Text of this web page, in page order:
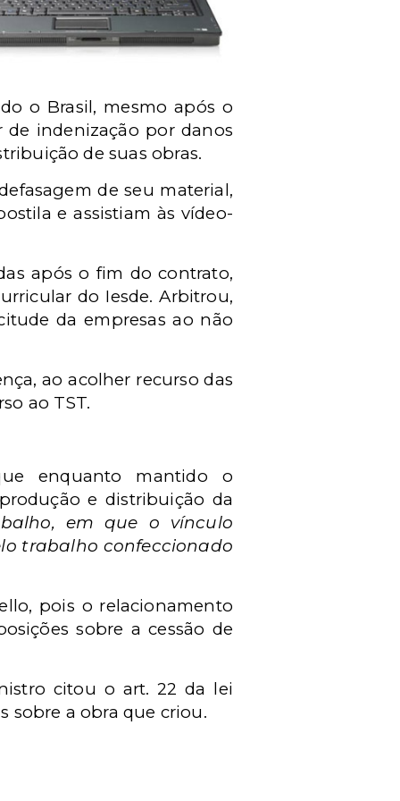
o Brasil, mesmo após o
indenização por danos
de suas obras.
de seu material,
e assistiam às vídeo-
após o fim do contrato,
do Iesde. Arbitrou,
da empresas ao não
ao acolher recurso das
ao TST.
enquanto mantido o
e distribuição da
em que o vínculo
trabalho confeccionado
pois o relacionamento
sobre a cessão de
citou o art. 22 da lei
sobre a obra que criou.